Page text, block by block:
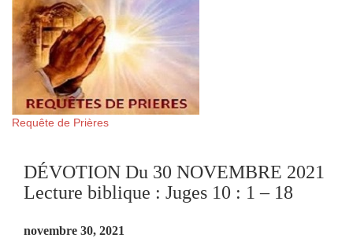
Requête de Prières
DÉVOTION Du 30 NOVEMBRE 2021
Lecture biblique : Juges 10 : 1 – 18
novembre 30, 2021